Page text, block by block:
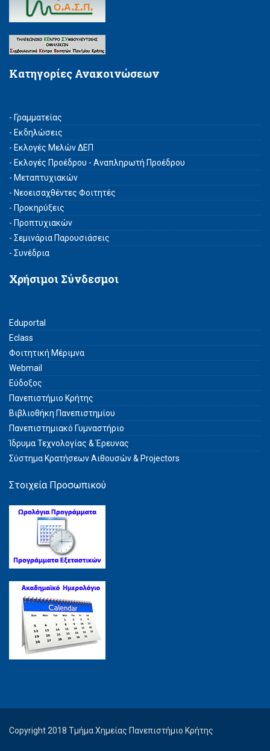
Κατηγορίες Ανακοινώσεων
- Γραμματείας
- Εκδηλώσεις
- Εκλογές Μελών ΔΕΠ
- Εκλογές Προέδρου - Αναπληρωτή Προέδρου
- Μεταπτυχιακών
- Νεοεισαχθέντες Φοιτητές
- Προκηρύξεις
- Προπτυχιακών
- Σεμινάρια Παρουσιάσεις
- Συνέδρια
Χρήσιμοι Σύνδεσμοι
Eduportal
Eclass
Φοιτητική Μέριμνα
Webmail
Εύδοξος
Πανεπιστήμιο Κρήτης
Βιβλιοθήκη Πανεπιστημίου
Πανεπιστημιακό Γυμναστήριο
Ίδρυμα Τεχνολογίας & Έρευνας
Σύστημα Kρατήσεων Αιθουσών & Projectors
Στοιχεία Προσωπικού
Copyright 2018 Τμήμα Χημείας Πανεπιστήμιο Κρήτης